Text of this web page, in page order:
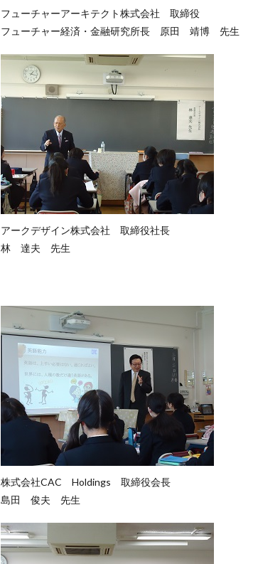
フューチャーアーキテクト株式会社 取締役
フューチャー経済・金融研究所長 原田 靖博 先生
アークデザイン株式会社 取締役社長
林 達夫 先生
株式会社CAC Holdings 取締役会長
島田 俊夫 先生